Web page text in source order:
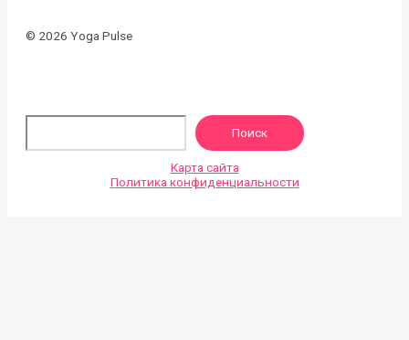
© 2026 Yoga Pulse
Поиск
Карта сайта
Политика конфиденциальности